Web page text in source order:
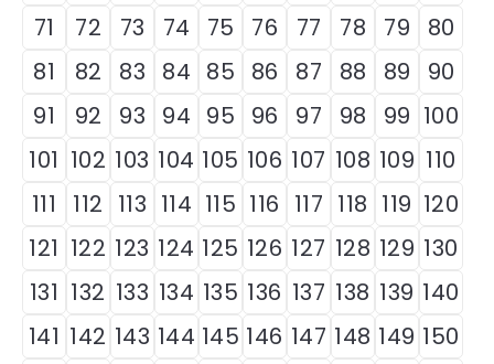
71
72 73 74 75 76 77 78 79
80
81
82 83 84 85 86 87 88 89
90
91
92 93 94 95 96 97 98 99 100
101 102 103 104 105 106 107 108 109 110
111
112 113 114 115 116 117 118 119 120
121 122 123 124 125 126 127 128 129 130
131 132 133 134 135 136 137 138 139 140
141 142 143 144 145 146 147 148 149 150